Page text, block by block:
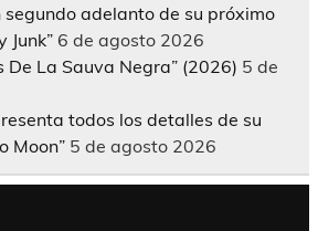
segundo adelanto de su próximo
Junk” 6 de agosto 2026
De La Sauva Negra” (2026) 5 de
todos los detalles de su
Moon” 5 de agosto 2026